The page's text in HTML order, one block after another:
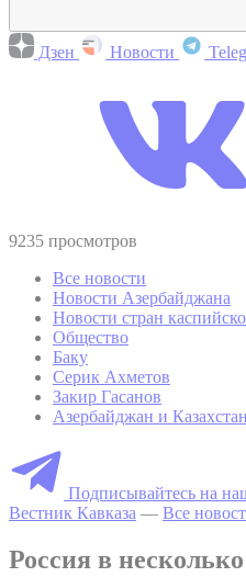
Дзен Новости
9235 просмотров
Все новости
Новости Азербайджана
Новости стран
Общество
Баку
Серик Ахметов
Закир Гасанов
Азербайджан и Казахстан
Подписывайтесь на
Вестник Кавказа — Все
Россия в